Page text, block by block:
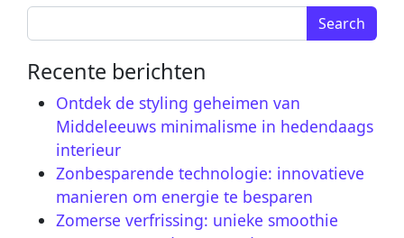
Search for:
Recente berichten
Ontdek de styling geheimen van
Middeleeuws minimalisme in hedendaags
interieur
Zonbesparende technologie: innovatieve
manieren om energie te besparen
Zomerse verfrissing: unieke smoothie